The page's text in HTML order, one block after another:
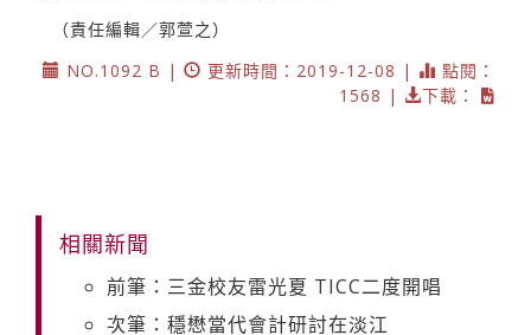
（責任編輯／郭萱之）
NO.1092 B |
更新時間：2019-12-08 |
點閱：
1568 |
下載：
相關新聞
前筆：三金校友雷光夏 TICC二度開唱
次筆：穩懋當代會計研討在淡江